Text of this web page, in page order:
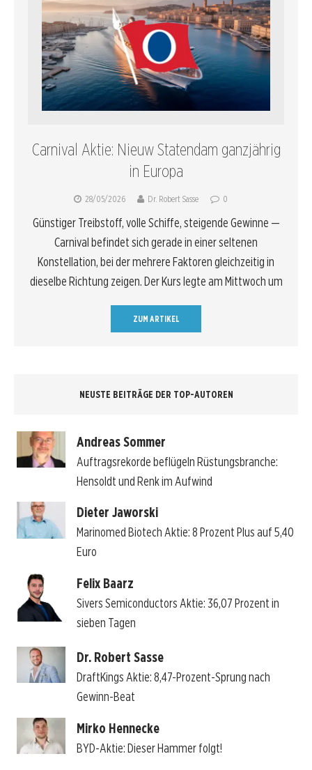
Carnival Aktie: Nieuw Statendam ganzjährig
in Europa
28/05/2026 Dr. Robert Sasse 0
Günstiger Treibstoff, volle Schiffe, steigende Gewinne —
Carnival befindet sich gerade in einer seltenen
Konstellation, bei der mehrere Faktoren gleichzeitig in
dieselbe Richtung zeigen. Der Kurs legte am Mittwoch um
ZUM ARTIKEL
NEUSTE BEITRÄGE DER TOP-AUTOREN
Andreas Sommer
Auftragsrekorde beflügeln Rüstungsbranche:
Hensoldt und Renk im Aufwind
Dieter Jaworski
Marinomed Biotech Aktie: 8 Prozent Plus auf 5,40
Euro
Felix Baarz
Sivers Semiconductors Aktie: 36,07 Prozent in
sieben Tagen
Dr. Robert Sasse
DraftKings Aktie: 8,47-Prozent-Sprung nach
Gewinn-Beat
Mirko Hennecke
BYD-Aktie: Dieser Hammer folgt!